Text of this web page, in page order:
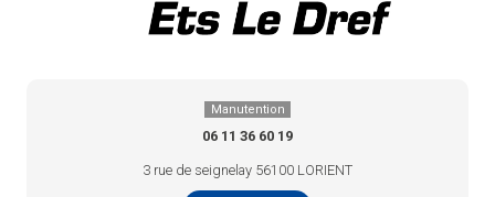
Manutention
06 11 36 60 19
3 rue de seignelay 56100 LORIENT